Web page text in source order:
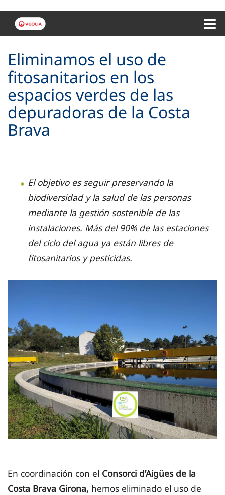
Eliminamos el uso de
fitosanitarios en los
espacios verdes de las
depuradoras de la Costa
Brava
El objetivo es seguir preservando la
biodiversidad y la salud de las personas
mediante la gestión sostenible de las
instalaciones. Más del 90% de las estaciones
del ciclo del agua ya están libres de
fitosanitarios y pesticidas.
En coordinación con el Consorci d’Aigües de la
Costa Brava Girona, hemos eliminado el uso de